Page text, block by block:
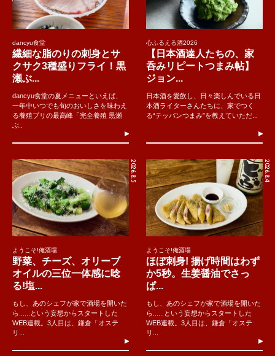
dancyu食堂
繊細な脂のりの刺身とサ
クサク3種盛りフライ！黒
瀬ぶ...
dancyu食堂の夏メニューといえば、
一年中いつでも旬のおいしさを味わえ
る養殖ブリの最高峰「完全養殖 黒瀬
ぶ..
心ふるえる酒2026
【日本酒達人たちの、家
呑みリピートつまみ帖】
ジョン...
日本酒を愛飲し、日々楽しんでいる日
本酒ライターさんたちに、家でつく
る“テッパンつまみ”を教えていただ...
2026.8.5
ようこそ!俺酒場
野菜、チーズ、オリーブ
オイルの三位一体感に唸
る!塩...
もし、あのシェフが家で酒場を開いた
ら......という妄想からスタートした
WEB連載。3人目は、鎌倉「オステ
リ...
2026.8.4
ようこそ!俺酒場
ほぼ刺身! 揚げ時間はわず
か5秒。生姜醤油でさっ
ぱ...
もし、あのシェフが家で酒場を開いた
ら......という妄想からスタートした
WEB連載。3人目は、鎌倉「オステ
リ...